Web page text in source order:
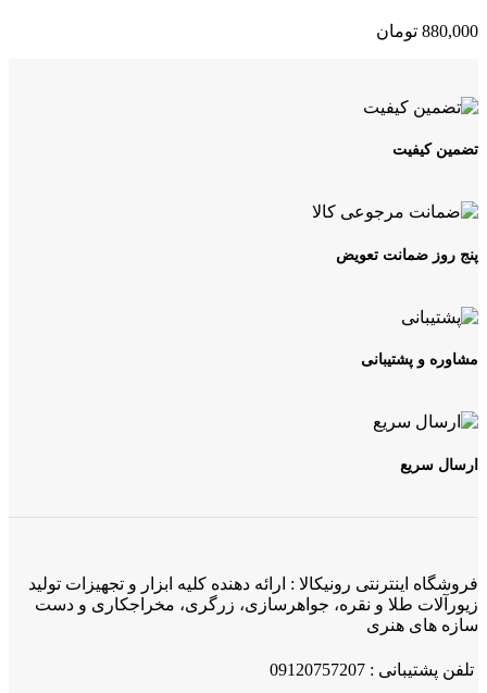
880,000 تومان
تضمین کیفیت
پنج روز ضمانت تعویض
مشاوره و پشتیبانی
ارسال سریع
فروشگاه اینترنتی رونیکالا : ارائه دهنده کلیه ابزار و تجهیزات تولید
زیورآلات طلا و نقره، جواهرسازی، زرگری، مخراجکاری و دست
سازه های هنری
تلفن پشتیبانی : 09120757207